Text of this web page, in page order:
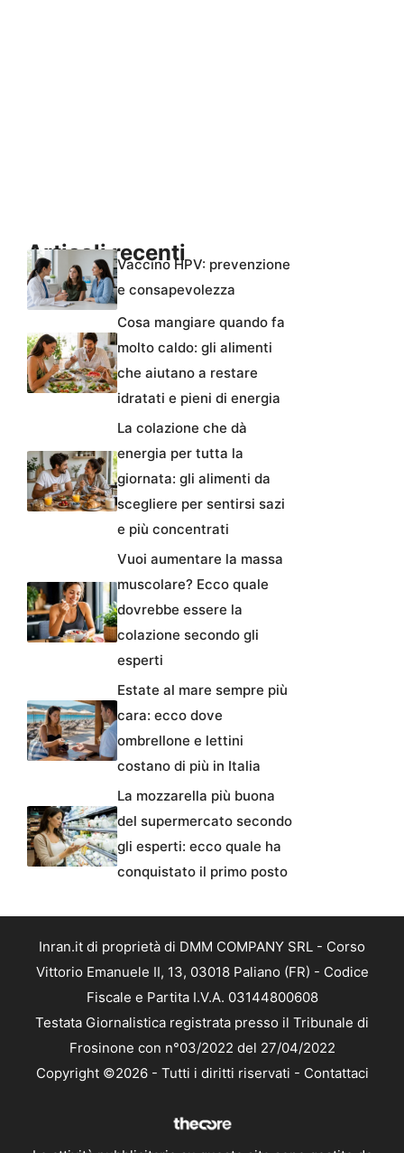
Articoli recentiVaccino HPV: prevenzione
e consapevolezza
Cosa mangiare quando fa
molto caldo: gli alimenti
che aiutano a restare
idratati e pieni di energia
La colazione che dà
energia per tutta la
giornata: gli alimenti da
scegliere per sentirsi sazi
e più concentrati
Vuoi aumentare la massa
muscolare? Ecco quale
dovrebbe essere la
colazione secondo gli
esperti
Estate al mare sempre più
cara: ecco dove
ombrellone e lettini
costano di più in Italia
La mozzarella più buona
del supermercato secondo
gli esperti: ecco quale ha
conquistato il primo posto
Inran.it di proprietà di DMM COMPANY SRL - Corso
Vittorio Emanuele II, 13, 03018 Paliano (FR) - Codice
Fiscale e Partita I.V.A. 03144800608
Testata Giornalistica registrata presso il Tribunale di
Frosinone con n°03/2022 del 27/04/2022
Copyright ©2026 - Tutti i diritti riservati - Contattaci